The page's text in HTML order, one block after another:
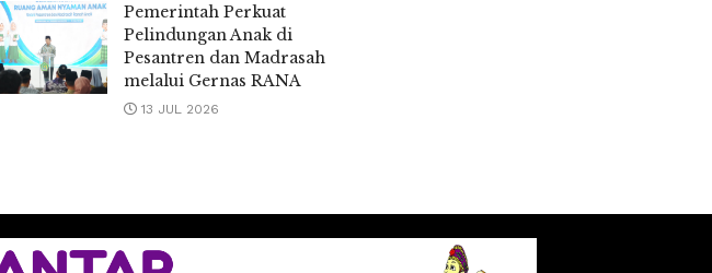
Pemerintah Perkuat
Pelindungan Anak di
Pesantren dan Madrasah
melalui Gernas RANA
13 JUL 2026